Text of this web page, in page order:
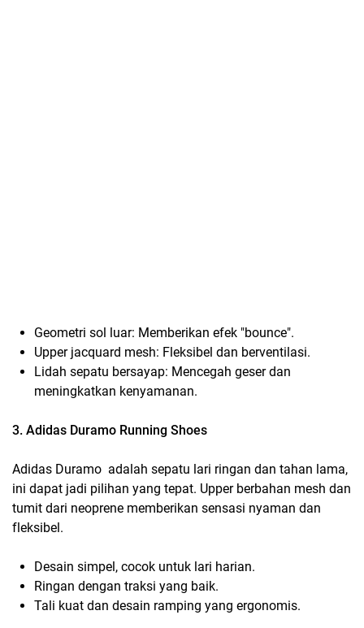
Geometri sol luar: Memberikan efek "bounce".
Upper jacquard mesh: Fleksibel dan berventilasi.
Lidah sepatu bersayap: Mencegah geser dan
meningkatkan kenyamanan.
3. Adidas Duramo Running Shoes
Adidas Duramo adalah sepatu lari ringan dan tahan lama,
ini dapat jadi pilihan yang tepat. Upper berbahan mesh dan
tumit dari neoprene memberikan sensasi nyaman dan
fleksibel.
Desain simpel, cocok untuk lari harian.
Ringan dengan traksi yang baik.
Tali kuat dan desain ramping yang ergonomis.